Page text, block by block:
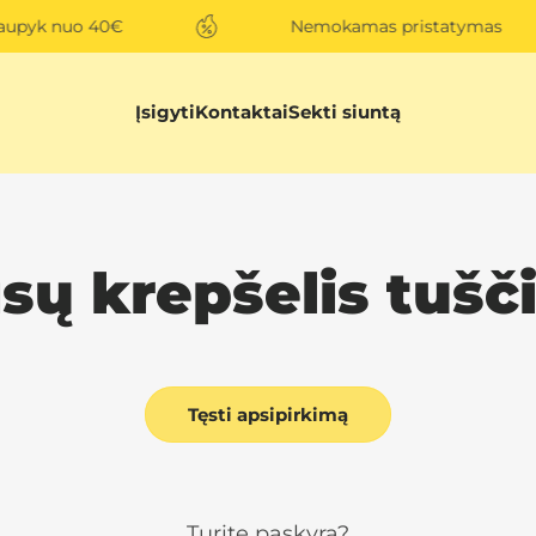
nuo 40€ Nemokamas pristatymas
ĮsigytiKontaktaiSekti siuntą
krepšelis
Tęsti apsipirkimą